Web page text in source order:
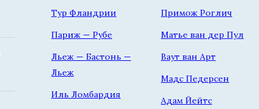
Тур Фландрии
Париж — Рубе
Льеж — Бастонь —
Льеж
Иль Ломбардия
Примож Роглич
Матье ван дер Пул
Ваут ван Арт
Мадс Педерсен
Адам Йейтс